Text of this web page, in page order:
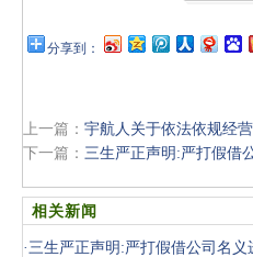
分享到：
上一篇： 宇航人关于依法依规经
下一篇： 三生严正声明:严打假借
相关新闻
·三生严正声明:严打假借公司名义